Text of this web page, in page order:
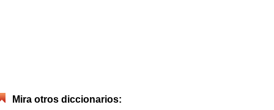
Mira otros diccionarios: